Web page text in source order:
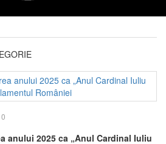
0
anului 2025 ca „Anul Cardinal Iuliu